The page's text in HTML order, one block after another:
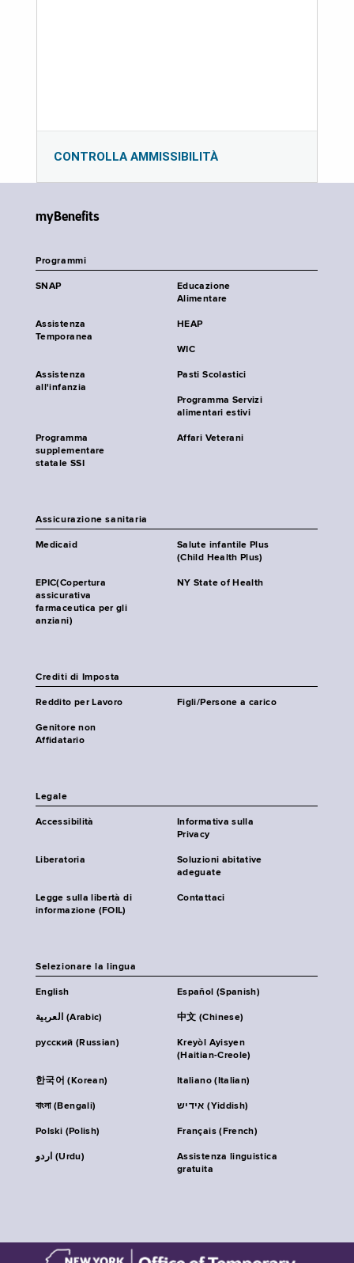
CONTROLLA AMMISSIBILITÀ
myBenefits
Programmi
SNAP
Educazione
Alimentare
Assistenza
Temporanea
HEAP
WIC
Assistenza
all'infanzia
Pasti Scolastici
Programma Servizi
alimentari estivi
Programma
supplementare
statale SSI
Affari Veterani
Assicurazione sanitaria
Medicaid
Salute infantile Plus
(Child Health Plus)
EPIC(Copertura
assicurativa
farmaceutica per gli
anziani)
NY State of Health
Crediti di Imposta
Reddito per Lavoro Figli/Persone a carico
Genitore non
Affidatario
Legale
Accessibilità
Informativa sulla
Privacy
Liberatoria
Soluzioni abitative
adeguate
Legge sulla libertà di
informazione (FOIL)
Contattaci
Selezionare la lingua
English Español (Spanish)
العربية (Arabic) 中文 (Chinese)
русский (Russian)
Kreyòl Ayisyen
(Haitian-Creole)
한국어 (Korean) Italiano (Italian)
বাংলা (Bengali) אידיש (Yiddish)
Polski (Polish) Français (French)
اردو (Urdu)
Assistenza linguistica
gratuita